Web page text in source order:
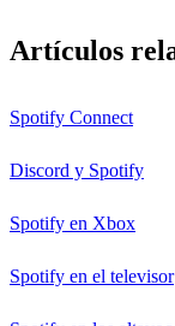
Artículos
Spotify Connect
Discord y Spotify
Spotify en Xbox
Spotify en el televisor